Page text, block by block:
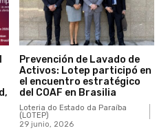
Prevención de Lavado de
Activos: Lotep participó en
el encuentro estratégico
del COAF en Brasilia
Loteria do Estado da Paraíba
(LOTEP)
29 junio, 2026